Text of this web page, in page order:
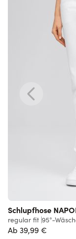
Schlupfhose
regular fit 95°-
Ab 39,99 €